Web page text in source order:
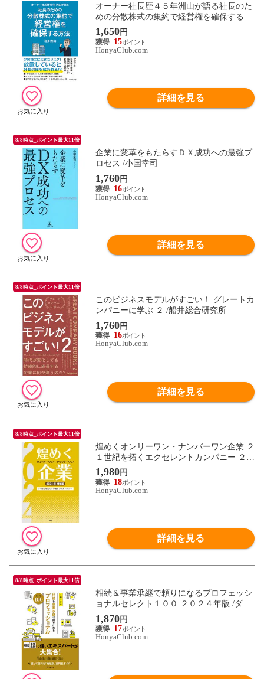
オーナー社長歴４５年洲山が語る社長のた
めの分散株式の集約で経営権を確保する方
法 /喜多洲山
1,650円
15
HonyaClub.com
詳細を見る
8/8時点_ポイント最大11倍
企業に変革をもたらすＤＸ成功への最強プ
ロセス /小国幸司
1,760円
16
HonyaClub.com
詳細を見る
8/8時点_ポイント最大11倍
このビジネスモデルがすごい！ グレートカ
ンパニーに学ぶ ２ /船井総合研究所
1,760円
16
HonyaClub.com
詳細を見る
8/8時点_ポイント最大11倍
煌めくオンリーワン・ナンバーワン企業 ２
１世紀を拓くエクセレントカンパニー ２０
２４年増補版 /ぎょうけい新聞社
1,980円
18
HonyaClub.com
詳細を見る
8/8時点_ポイント最大11倍
相続＆事業承継で頼りになるプロフェッシ
ョナルセレクト１００ ２０２４年版 /ダイ
ヤモンド社
1,870円
17
HonyaClub.com